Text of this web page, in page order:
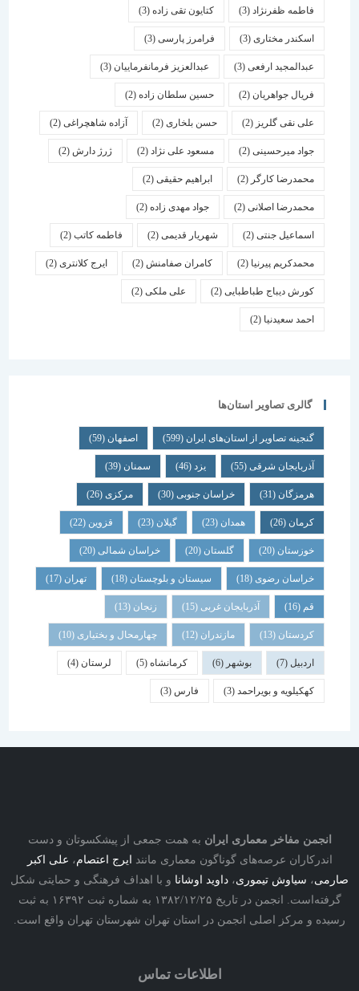
فاطمه ظفرنژاد(3) کتایون تقی زاده(3)
اسكندر مختاری (3) فرامرز پارسی(3)
عبدالمجید ارفعی(3) عبدالعزیز فرمانفرماییان(3)
فریال جواهریان(2) حسین سلطان زاده(2)
علی نقی گلریز(2) حسن بلخاری(2) آزاده شاهچراغی(2)
جواد میرحسینی(2) مسعود علی نژاد(2) ژرژ دارش (2)
محمدرضا کارگر(2) ابراهیم حقیقی(2)
محمدرضا اصلانی(2) جواد مهدی زاده(2)
اسماعیل جنتی(2) شهریار قدیمی(2) فاطمه کاتب(2)
محمدکریم پیرنیا (2) کامران صفامنش(2) ایرج کلانتری (2)
کورش دیباج طباطبایی(2) علی ملکی(2)
احمد سعیدنیا (2)
گالری تصاویر استان‌ها
گنجینه تصاویر از استان‌های ایران(599) اصفهان (59)
آذربایجان شرقی(55) یزد سمنان (39)
هرمزگان(31) خراسان جنوبی(30) مرکزی (26)
همدان گیلان قزوین
خوزستان(20) گلستان (20) خراسان شمالی(20)
خراسان رضوی(18) سیستان و بلوچستان(18) تهران
آذربایجان غربی(15) زنجان
کردستان(13) مازندران(12) چهارمحال و بختیاری (10)
بوشهر کرمانشاه(5) لرستان (4)
کهکیلویه و بویراحمد(3) فارس
مفاخر معماری ایرانبه همت جمعی از پیشکسوتان و دست
عرصه‌های گوناگون معماری مانندایرج اعتصام،علی اکبر
،سیاوش تیموری،داوید اوشانا و با اهداف فرهنگی و حمایتی شکل
گرفته‌است. انجمن در تاریخ ۱۳۸۲/۱۲/۲۵ به شماره ثبت ۱۶۳۹۲ به ثبت
و مرکز اصلی انجمن در استان تهران شهرستان تهران واقع است.
اطلاعات تماس